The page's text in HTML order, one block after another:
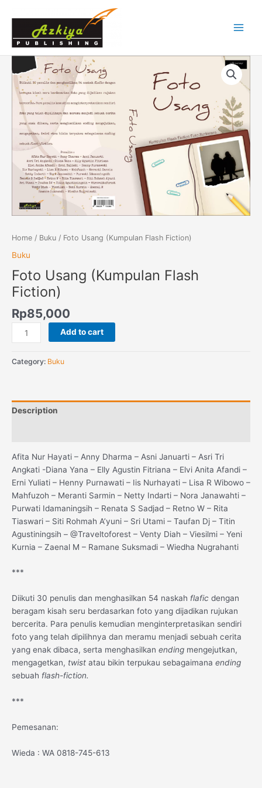
Menu
Home / Buku / Foto Usang (Kumpulan Flash Fiction)
Buku
Foto Usang (Kumpulan Flash
Fiction)
Rp85,000
Usang
(Kumpulan
Flash
Fiction)
quantity
Add to cart
Category: Buku
Description
Afita Nur Hayati – Anny Dharma – Asni Januarti – Asri Tri
Angkati -Diana Yana – Elly Agustin Fitriana – Elvi Anita Afandi –
Erni Yuliati – Henny Purnawati – Iis Nurhayati – Lisa R Wibowo –
Mahfuzoh – Meranti Sarmin – Netty Indarti – Nora Janawahti –
Purwati Idamaningsih – Renata S Sadjad – Retno W – Rita
Tiaswari – Siti Rohmah A’yuni – Sri Utami – Taufan Dj – Titin
Agustiningsih – @Traveltoforest – Venty Diah – Viesilmi – Yeni
Kurnia – Zaenal M – Ramane Suksmadi – Wiedha Nugrahanti
***
Diikuti 30 penulis dan menghasilkan 54 naskah flafic dengan
beragam kisah seru berdasarkan foto yang dijadikan rujukan
bercerita. Para penulis kemudian menginterpretasikan sendiri
foto yang telah dipilihnya dan meramu menjadi sebuah cerita
yang enak dibaca, serta menghasilkan ending mengejutkan,
mengagetkan, twist atau bikin terpukau sebagaimana ending
sebuah flash-fiction.
***
Pemesanan:
Wieda : WA 0818-745-613